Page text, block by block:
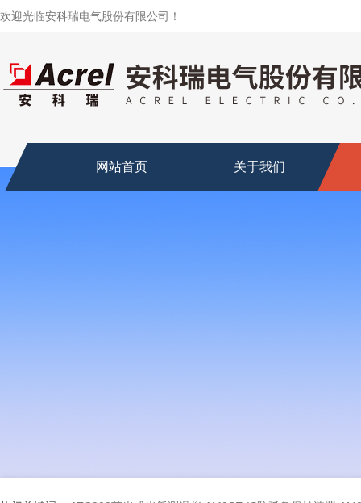
欢迎光临安科瑞电气股份有限公司！
网站首页 关于我们